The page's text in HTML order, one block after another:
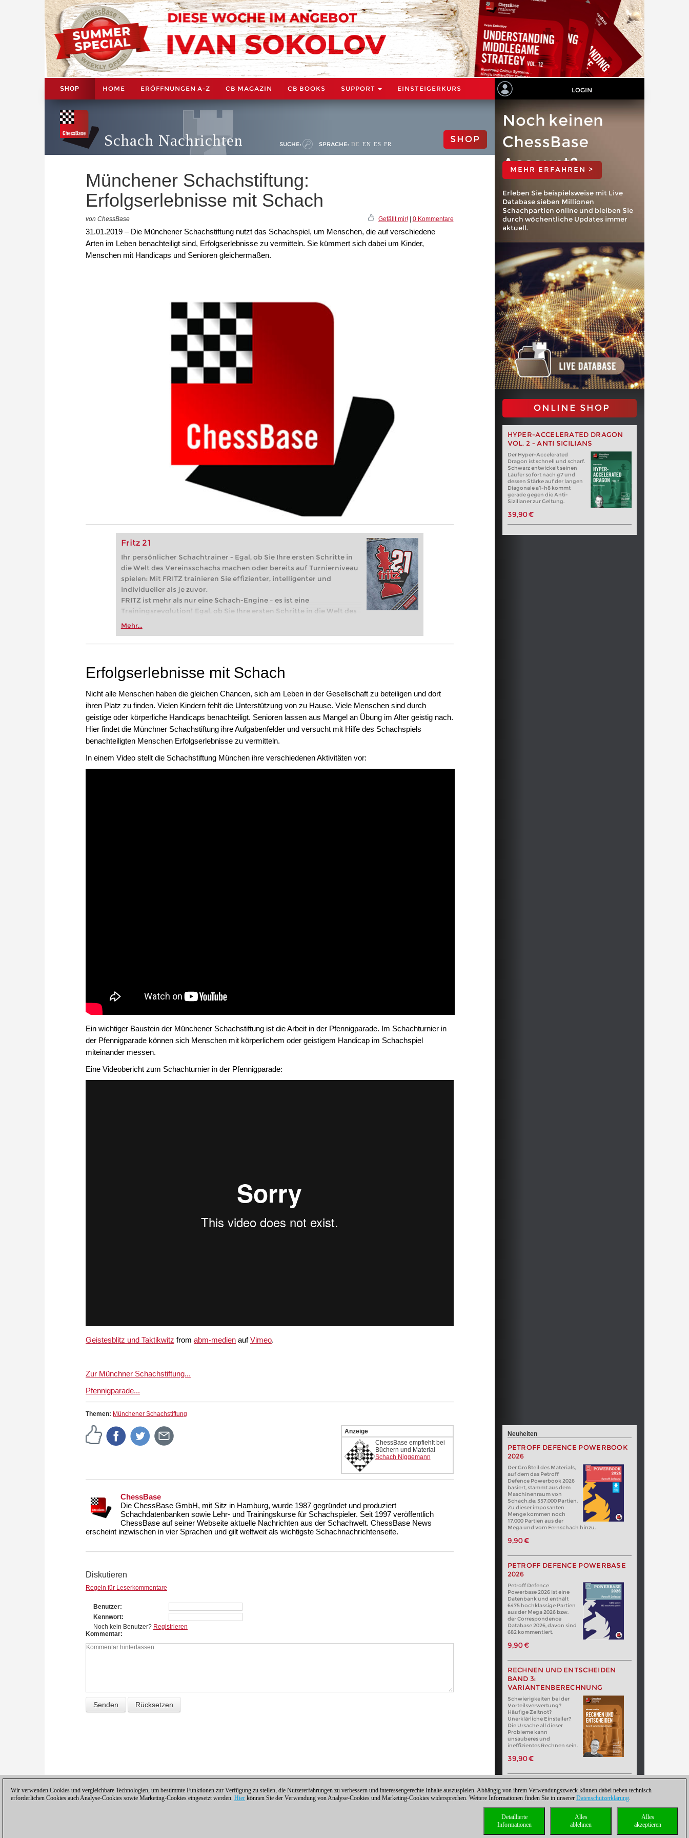
SHOP HOME ERÖFFNUNGEN A-Z CB MAGAZIN CB BOOKS SUPPORT EINSTEIGERKURS LOGIN
Schach Nachrichten SUCHE: SPRACHE: DE EN ES FR SHOP
Münchener Schachstiftung:
Erfolgserlebnisse mit Schach
von ChessBase Gefällt mir!| 0 Kommentare
31.01.2019 – Die Münchener Schachstiftung nutzt das Schachspiel, um Menschen, die auf verschiedene
Arten im Leben benachteiligt sind, Erfolgserlebnisse zu vermitteln. Sie kümmert sich dabei um Kinder,
Menschen mit Handicaps und Senioren gleichermaßen.
Fritz 21
Ihr persönlicher Schachtrainer - Egal, ob Sie Ihre ersten Schritte in
die Welt des Vereinsschachs machen oder bereits auf Turnierniveau
spielen: Mit FRITZ trainieren Sie effizienter, intelligenter und
individueller als je zuvor.
FRITZ ist mehr als nur eine Schach-Engine – es ist eine
Trainingsrevolution! Egal, ob Sie Ihre ersten Schritte in die Welt des
Vereinsschachs machen oder bereits auf Turnierniveau spielen: Mit
zuvor.
Mehr...
Noch keinen
ChessBase
Account?
MEHR ERFAHREN >
Erleben Sie beispielsweise mit Live
Database sieben Millionen
Schachpartien online und bleiben Sie
durch wöchentliche Updates immer
aktuell.
ONLINE SHOP
HYPER-ACCELERATED DRAGON
VOL. 2 - ANTI SICILIANS
Der Hyper-Accelerated
Dragon ist schnell und scharf.
Schwarz entwickelt seinen
Läufer sofort nach g7 und
dessen Stärke auf der langen
Diagonale a1-h8 kommt
gerade gegen die Anti-
Sizilianer zur Geltung.
39,90 €
Erfolgserlebnisse mit Schach
Nicht alle Menschen haben die gleichen Chancen, sich am Leben in der Gesellschaft zu beteiligen und dort
ihren Platz zu finden. Vielen Kindern fehlt die Unterstützung von zu Hause. Viele Menschen sind durch
geistige oder körperliche Handicaps benachteiligt. Senioren lassen aus Mangel an Übung im Alter geistig nach.
Hier findet die Münchner Schachstiftung ihre Aufgabenfelder und versucht mit Hilfe des Schachspiels
benachteiligten Menschen Erfolgserlebnisse zu vermitteln.
In einem Video stellt die Schachstiftung München ihre verschiedenen Aktivitäten vor:
Ein wichtiger Baustein der Münchener Schachstiftung ist die Arbeit in der Pfennigparade. Im Schachturnier in
der Pfennigparade können sich Menschen mit körperlichem oder geistigem Handicap im Schachspiel
miteinander messen.
Eine Videobericht zum Schachturnier in der Pfennigparade:
Geistesblitz und Taktikwitz from abm-medien aufVimeo.
Zur Münchner Schachstiftung...
Pfennigparade...
Themen: Münchener Schachstiftung
Anzeige
ChessBase empfiehlt bei
Büchern und Material
Schach Niggemann
ChessBase
Die ChessBase GmbH, mit Sitz in Hamburg, wurde 1987 gegründet und produziert
Schachdatenbanken sowie Lehr- und Trainingskurse für Schachspieler. Seit 1997 veröffentlich
ChessBase auf seiner Webseite aktuelle Nachrichten aus der Schachwelt. ChessBase News
erscheint inzwischen in vier Sprachen und gilt weltweit als wichtigste Schachnachrichtenseite.
Diskutieren
Regeln für Leserkommentare
Benutzer
Kennwort
Noch kein Benutzer? Registrieren
Kommentar
Neuheiten
PETROFF DEFENCE POWERBOOK
2026
Der Großteil des Materials,
auf dem das Petroff
Defence Powerbook 2026
basiert, stammt aus dem
Maschinenraum von
Schach.de: 357.000 Partien.
Zu dieser imposanten
Menge kommen noch
17.000 Partien aus der
Mega und vom Fernschach hinzu.
9,90 €
PETROFF DEFENCE POWERBASE
2026
Petroff Defence
Powerbase 2026 ist eine
Datenbank und enthält
6475 hochklassige Partien
aus der Mega 2026 bzw.
der Correspondence
Database 2026, davon sind
682 kommentiert.
9,90 €
RECHNEN UND ENTSCHEIDEN
BAND 3:
VARIANTENBERECHNUNG
Schwierigkeiten bei der
Vorteilsverwertung?
Häufige Zeitnot?
Unerklärliche Einsteller?
Die Ursache all dieser
Probleme kann
unsauberes und
ineffizientes Rechnen sein.
39,90 €
Wir verwenden Cookies und vergleichbare Technologien, um bestimmte Funktionen zur Verfügung zu stellen, die Nutzererfahrungen zu verbessern und interessengerechte Inhalte auszuspielen. Abhängig von ihrem Verwendungszweck können dabei neben technisch
erforderlichen Cookies auch Analyse-Cookies sowie Marketing-Cookies eingesetzt werden. Hier können Sie der Verwendung von Analyse-Cookies und Marketing-Cookies widersprechen. Weitere Informationen finden Sie in unserer Datenschutzerklärung.
Alles
akzeptieren
Alles
ablehnen
Detaillierte
Informationen